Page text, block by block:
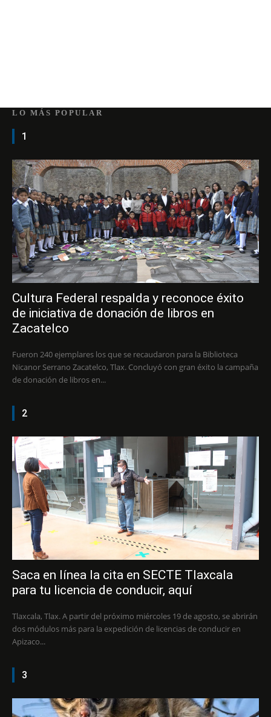
LO MÁS POPULAR
1
Cultura Federal respalda y reconoce éxito
de iniciativa de donación de libros en
Zacatelco
Fueron 240 ejemplares los que se recaudaron para la Biblioteca
Nicanor Serrano Zacatelco, Tlax. Concluyó con gran éxito la campaña
de donación de libros en...
2
Saca en línea la cita en SECTE Tlaxcala
para tu licencia de conducir, aquí
Tlaxcala, Tlax. A partir del próximo miércoles 19 de agosto, se abrirán
dos módulos más para la expedición de licencias de conducir en
Apizaco...
3